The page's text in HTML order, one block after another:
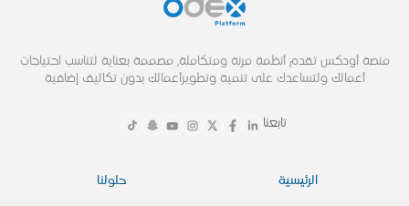
منصة أودكس تقدم أنظمة مرنة ومتكاملة, مصممة بعناية لتناسب احتياجات
أعمالك ولتساعدك على تنمية وتطويرأعمالك بدون تكاليف إضافية
تابعنا
الرئيسية حلولنا